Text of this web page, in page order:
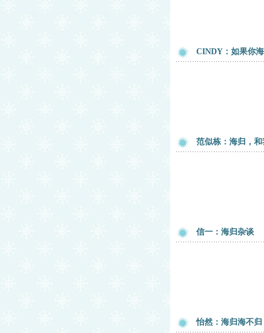
CINDY：如果你
范似栋：海归，
信一：海归杂谈
怡然：海归海不